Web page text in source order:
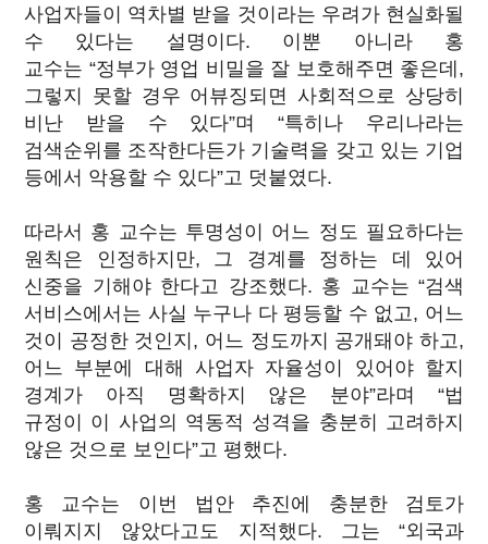
사업자들이 역차별 받을 것이라는 우려가 현실화될
수 있다는 설명이다. 이뿐 아니라 홍
교수는 “정부가 영업 비밀을 잘 보호해주면 좋은데,
그렇지 못할 경우 어뷰징되면 사회적으로 상당히
비난 받을 수 있다”며 “특히나 우리나라는
검색순위를 조작한다든가 기술력을 갖고 있는 기업
등에서 악용할 수 있다”고 덧붙였다.
따라서 홍 교수는 투명성이 어느 정도 필요하다는
원칙은 인정하지만, 그 경계를 정하는 데 있어
신중을 기해야 한다고 강조했다. 홍 교수는 “검색
서비스에서는 사실 누구나 다 평등할 수 없고, 어느
것이 공정한 것인지, 어느 정도까지 공개돼야 하고,
어느 부분에 대해 사업자 자율성이 있어야 할지
경계가 아직 명확하지 않은 분야”라며 “법
규정이 이 사업의 역동적 성격을 충분히 고려하지
않은 것으로 보인다”고 평했다.
홍 교수는 이번 법안 추진에 충분한 검토가
이뤄지지 않았다고도 지적했다. 그는 “외국과